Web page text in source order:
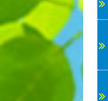
TIN
TỨC